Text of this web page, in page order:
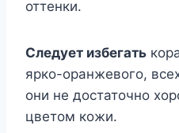
оттенки.
Следует избегать
ярко-оранжевого,
они не достаточно
цветом кожи.